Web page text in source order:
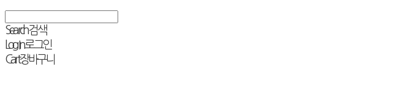
Search검색
Log In로그인
Cart장바구니